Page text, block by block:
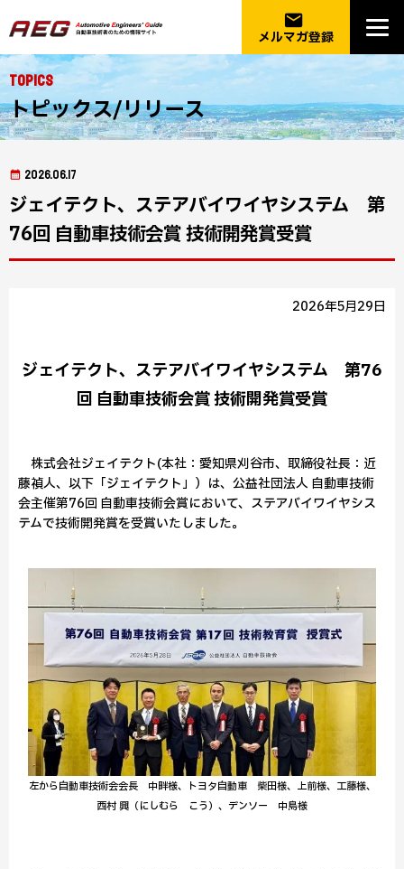
email
メルマガ登録
Topics
トピックス/リリース
2026.06.17
ジェイテクト、ステアバイワイヤシステム 第
76回 自動車技術会賞 技術開発賞受賞
2026年5月29日
ジェイテクト、ステアバイワイヤシステム 第76
回 自動車技術会賞 技術開発賞受賞
株式会社ジェイテクト(本社：愛知県刈谷市、取締役社長：近
藤禎人、以下「ジェイテクト」）は、公益社団法人 自動車技術
会主催第76回 自動車技術会賞において、ステアバイワイヤシス
テムで技術開発賞を受賞いたしました。
左から自動車技術会会長 中畔様、トヨタ自動車 柴田様、上前様、工藤様、
西村 興（にしむら こう）、デンソー 中島様